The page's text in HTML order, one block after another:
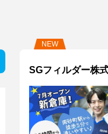
NEW
SGフィルダー株